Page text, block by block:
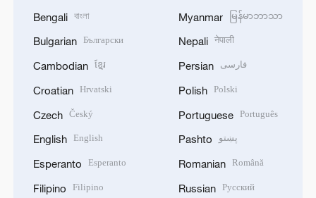
Bengali বাংলা
Bulgarian Български
Cambodian ខ្មែរ
Croatian Hrvatski
Czech Český
English English
Esperanto Esperanto
Filipino Filipino
Myanmar မြန်မာဘာသာ
Nepali नेपाली
Persian فارسی
Polish Polski
Portuguese Português
Pashto پښتو
Romanian Română
Russian Русский